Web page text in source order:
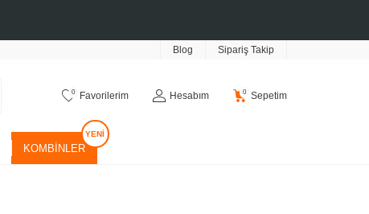
Blog Sipariş Takip
0 Favorilerim Hesabım 0 Sepetim
KOMBINLER